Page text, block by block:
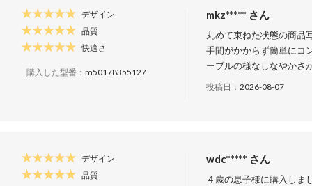
デザイン
品質
快適さ
購入した型番： m50178355127
mkz***** さん
丸めて束ねた状態の商品
手間がかからず簡単にコ
ーブルの様なしなやかさ
投稿日： 2026-08-07
デザイン
品質
wdc***** さん
４歳の息子様に購入しま